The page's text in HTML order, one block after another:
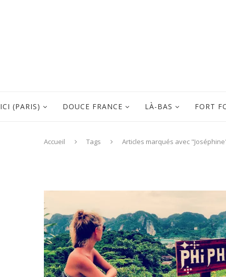
ICI (PARIS) DOUCE FRANCE LÀ-BAS FORT
Accueil Tags Articles marqués avec